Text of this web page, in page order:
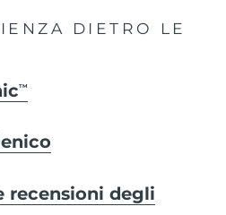
DIETRO LE
TM
recensioni degli